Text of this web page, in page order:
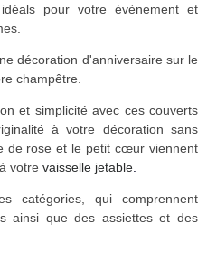
pour votre évènement et
décoration d'anniversaire sur le
champêtre.
et simplicité avec ces couverts
à votre décoration sans
de rose et le petit cœur viennent
votre vaisselle jetable
catégories, qui comprennent
ainsi que des assiettes et des